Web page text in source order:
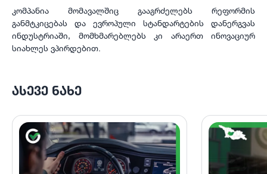
კომპანია მომავალშიც გააგრძელებს რეფორმის
განმტკიცებას და ევროპული სტანდარტების დანერგვას
ინდუსტრიაში, მომხმარებლებს კი არაერთ ინოვაციურ
სიახლეს ვპირდებით.
ᲐᲡᲔᲕᲔ ᲜᲐᲮᲔ